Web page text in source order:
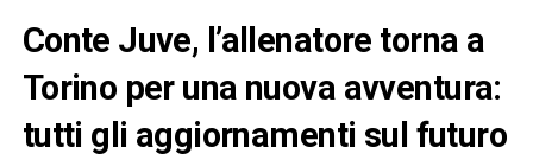
Conte Juve, l’allenatore torna a
Torino per una nuova avventura:
tutti gli aggiornamenti sul futuro